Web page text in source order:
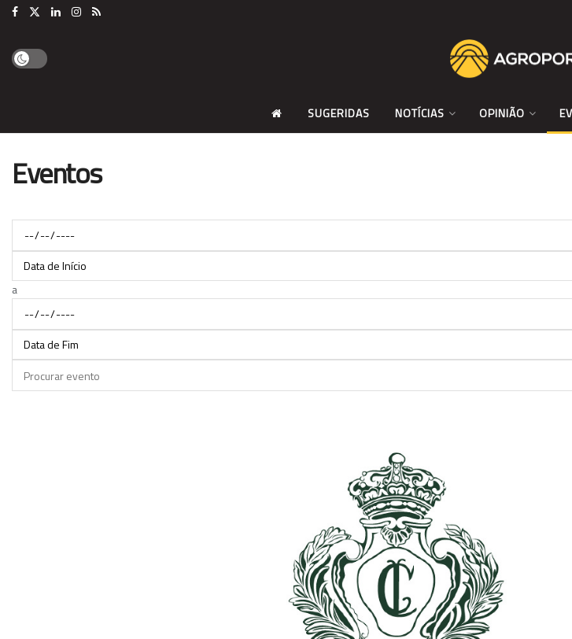
SUGERIDAS NOTÍCIAS OPINIÃO
Eventos
Data de Início
a
Data de Fim